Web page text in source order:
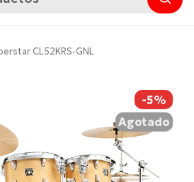
CL52KRS-GNL
-5%
Agotado